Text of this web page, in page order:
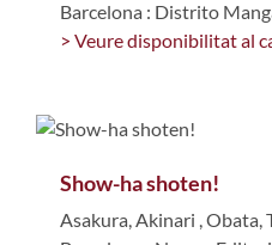
Barcelona : Distrito
> Veure disponibilitat al
Show-ha shoten!
Asakura, Akinari Obata,